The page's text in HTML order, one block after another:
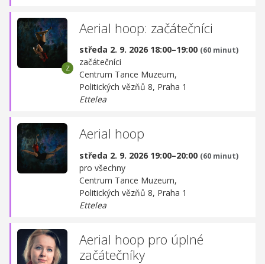
Aerial hoop: začátečníci
středa 2. 9. 2026 18:00–19:00 (60 minut)
začátečníci
Centrum Tance Muzeum,
Politických vězňů 8, Praha 1
Ettelea
Aerial hoop
středa 2. 9. 2026 19:00–20:00 (60 minut)
pro všechny
Centrum Tance Muzeum,
Politických vězňů 8, Praha 1
Ettelea
Aerial hoop pro úplné
začátečníky